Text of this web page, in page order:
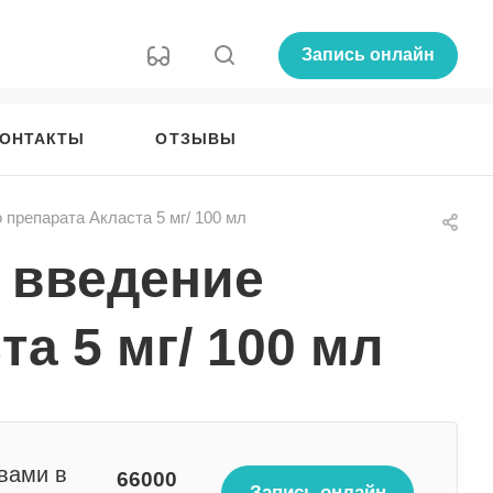
Запись онлайн
ОТЗЫВЫ
Акласта 5 мг/ 100 мл
5 мг/ 100 мл
в
66000